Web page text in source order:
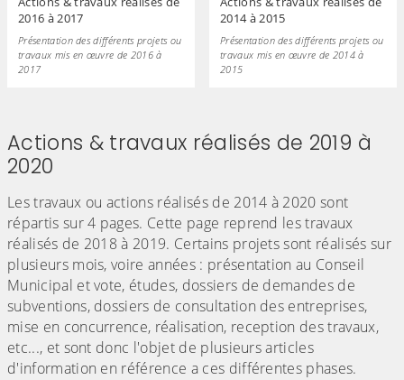
2016 à 2017
Présentation des différents projets ou
travaux mis en œuvre de 2016 à
2017
2014 à 2015
Présentation des différents projets ou
travaux mis en œuvre de 2014 à
2015
Actions & travaux réalisés de 2019 à
2020
Les travaux ou actions réalisés de 2014 à 2020 sont
répartis sur 4 pages. Cette page reprend les travaux
réalisés de 2018 à 2019. Certains projets sont réalisés sur
plusieurs mois, voire années : présentation au Conseil
Municipal et vote, études, dossiers de demandes de
subventions, dossiers de consultation des entreprises,
mise en concurrence, réalisation, reception des travaux,
etc..., et sont donc l'objet de plusieurs articles
d'information en référence a ces différentes phases.